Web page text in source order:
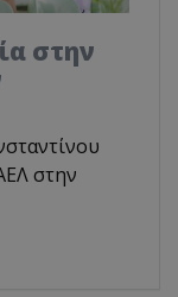
στην
στην